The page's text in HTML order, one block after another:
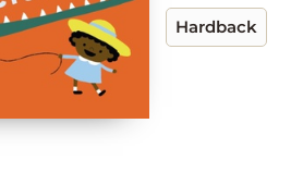
Hardback